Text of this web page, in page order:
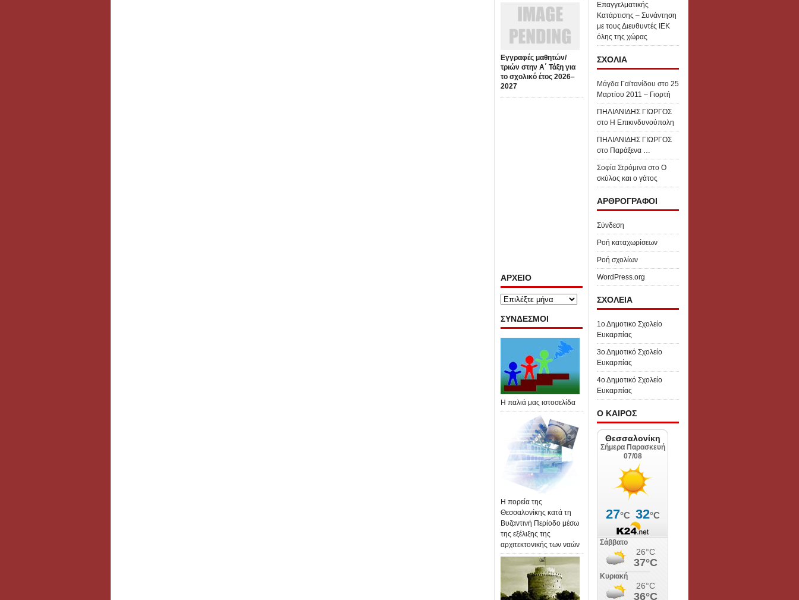
Εγγραφές μαθητών/
τριών στην Α΄ Τάξη για
το σχολικό έτος 2026–
2027
ΑΡΧΕΙΟ
ΑΡΧΕΙΟ
ΣΥΝΔΕΣΜΟΙ
Η παλιά μας ιστοσελίδα
Η πορεία της
Θεσσαλονίκης κατά τη
Βυζαντινή Περίοδο μέσω
της εξέλιξης της
αρχιτεκτονικής των ναών
Επαγγελματικής
Κατάρτισης – Συνάντηση
με τους Διευθυντές ΙΕΚ
όλης της χώρας
ΣΧΟΛΙΑ
Μάγδα Γαϊτανίδου στο 25
Μαρτίου 2011 – Γιορτή
ΠΗΛΙΑΝΙΔΗΣ ΓΙΩΡΓΟΣ
στο Η Επικινδυνούπολη
ΠΗΛΙΑΝΙΔΗΣ ΓΙΩΡΓΟΣ
στο Παράξενα …
Σοφία Στρόμινα στο Ο
σκύλος και ο γάτος
ΑΡΘΡΟΓΡΑΦΟΙ
Σύνδεση
Ροή καταχωρίσεων
Ροή σχολίων
WordPress.org
ΣΧΟΛΕΙΑ
1ο Δημοτικο Σχολείο
Ευκαρπίας
3ο Δημοτικό Σχολείο
Ευκαρπίας
4ο Δημοτικό Σχολείο
Ευκαρπίας
Ο ΚΑΙΡΟΣ